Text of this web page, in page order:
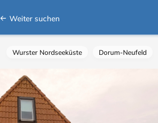
Weiter suchen
Wurster Nordseeküste Dorum-Neufeld